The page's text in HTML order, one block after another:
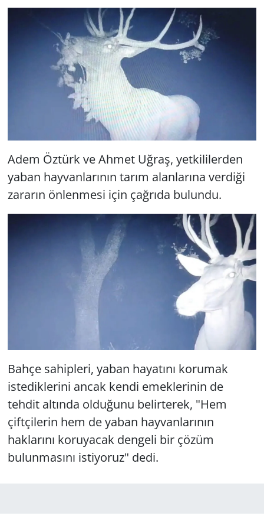
Adem Öztürk ve Ahmet Uğraş, yetkililerden
yaban hayvanlarının tarım alanlarına verdiği
zararın önlenmesi için çağrıda bulundu.
Bahçe sahipleri, yaban hayatını korumak
istediklerini ancak kendi emeklerinin de
tehdit altında olduğunu belirterek, "Hem
çiftçilerin hem de yaban hayvanlarının
haklarını koruyacak dengeli bir çözüm
bulunmasını istiyoruz" dedi.